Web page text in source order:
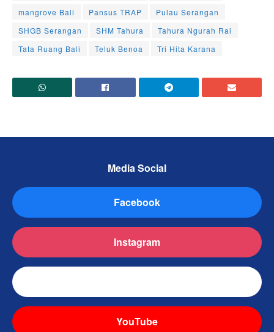
mangrove Bali
Pansus TRAP
Pulau Serangan
SHGB Serangan
SHM Tahura
Tahura Ngurah Rai
Tata Ruang Bali
Teluk Benoa Tri Hita Karana
Media Social
Facebook
Instagram
YouTube